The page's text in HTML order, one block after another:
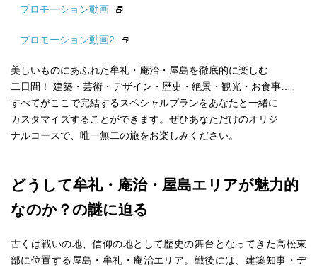
プロモーション動画
プロモーション動画2
美しいものにあふれた牟礼・庵治・屋島を徹底的に楽しむ
二日間！ 建築・芸術・デザイン・歴史・絶景・観光・お食事…。
すべてがここで完結するスペシャルプランをあなたと一緒に
カスタマイズすることができます。ぜひあなただけのオリジ
ナルコースで、唯一無二の旅をお楽しみください。
どうして牟礼・庵治・屋島エリアが魅力的
なのか？の謎に迫る
古くは戦いの地、信仰の地として歴史の舞台となってきた高松東
部に位置する屋島・牟礼・庵治エリア。戦後には、建築知事・デ